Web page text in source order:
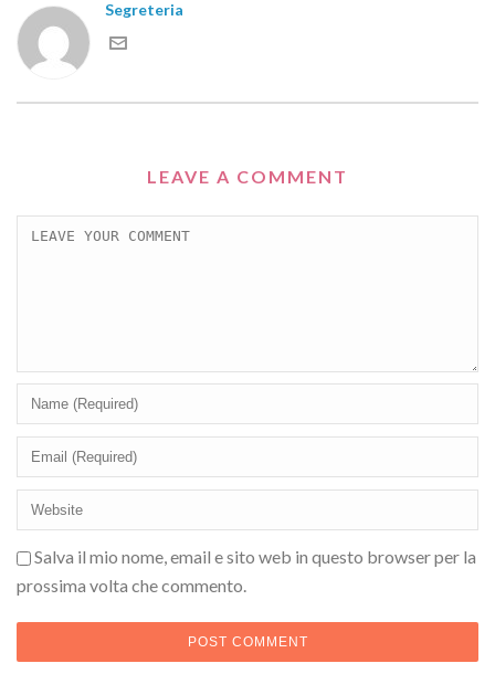
Segreteria
LEAVE A COMMENT
Salva il mio nome, email e sito web in questo browser per la
prossima volta che commento.